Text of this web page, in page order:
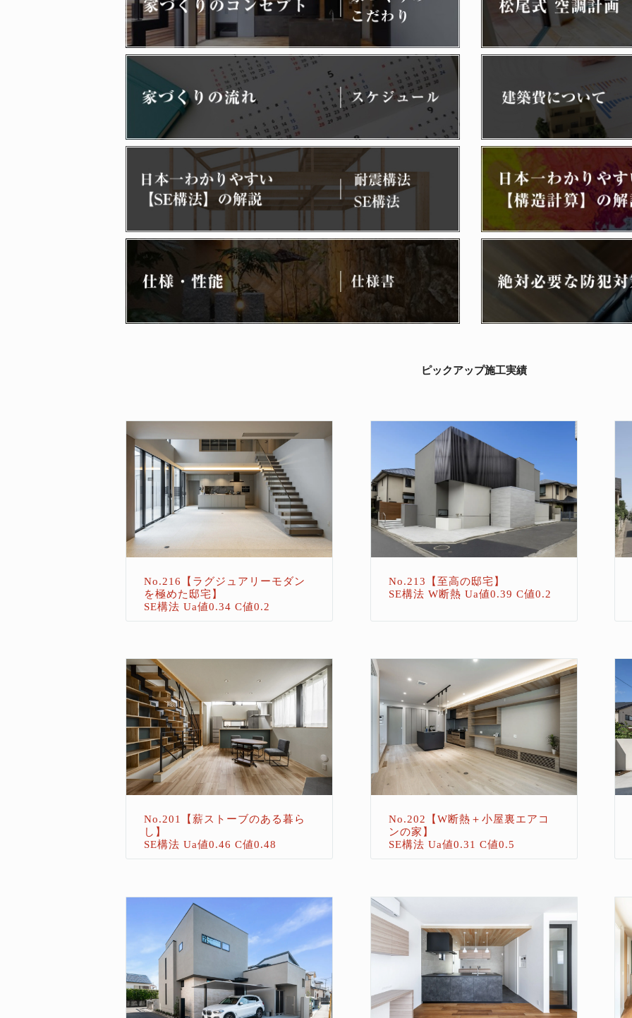
ピックアップ施工実績
No.216【ラグジュアリーモダン
を極めた邸宅】
SE構法 Ua値0.34 C値0.2
No.213【至高の邸宅】
SE構法 W断熱 Ua値0.39 C値0.2
No.201【薪ストーブのある暮ら
し】
SE構法 Ua値0.46 C値0.48
No.202【W断熱＋小屋裏エアコ
ンの家】
SE構法 Ua値0.31 C値0.5